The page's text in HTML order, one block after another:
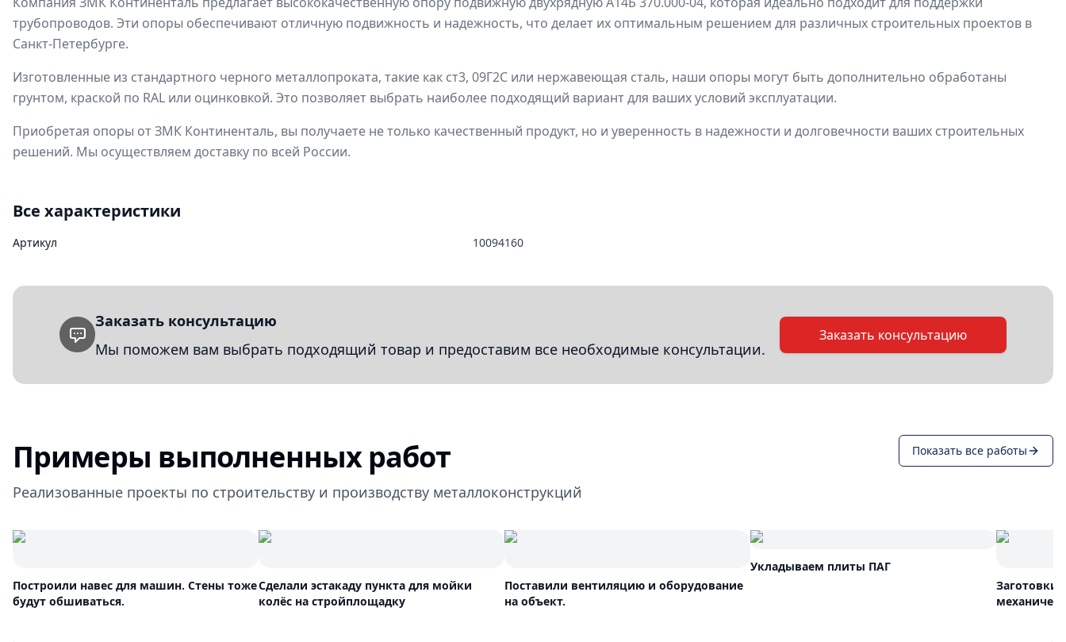
трубопроводов. Эти опоры обеспечивают отличную подвижность и надежность, что делает их оптимальным решением для различных строительных проектов в
Санкт-Петербурге.
Изготовленные из стандартного черного металлопроката, такие как ст3, 09Г2С или нержавеющая сталь, наши опоры могут быть дополнительно обработаны
грунтом, краской по RAL или оцинковкой. Это позволяет выбрать наиболее подходящий вариант для ваших условий эксплуатации.
Приобретая опоры от ЗМК Континенталь, вы получаете не только качественный продукт, но и уверенность в надежности и долговечности ваших строительных
решений. Мы осуществляем доставку по всей России.
Все характеристики
Артикул 10094160
Заказать консультацию
Мы поможем вам выбрать подходящий товар и предоставим все необходимые консультации.
Заказать консультацию
Примеры выполненных работ
Реализованные проекты по строительству и производству металлоконструкций
Показать все работы
Построили навес для машин. Стены тоже
будут обшиваться.
Сделали эстакаду пункта для мойки
колёс на стройплощадку
Поставили вентиляцию и оборудование
на объект.
Укладываем плиты ПАГ
Заготовки